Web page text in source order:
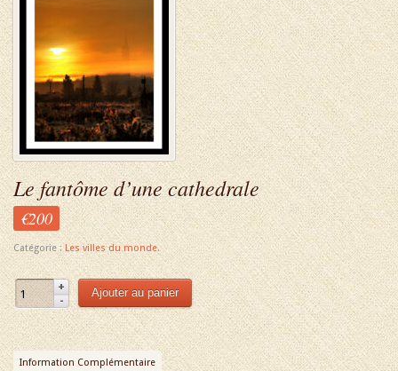
Le fantôme d’une cathedrale
€200
Catégorie :Les villes du monde.
Ajouter au panier
Information Complémentaire